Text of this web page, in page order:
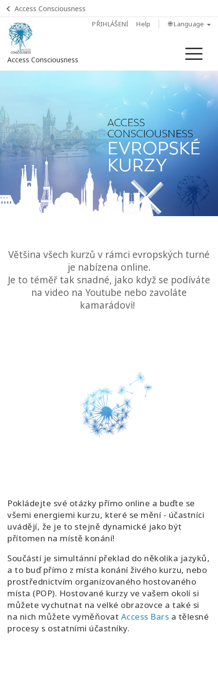
Access Consciousness
PŘIHLÁŠENÍ Help 🌐 Language
Access Consciousness
Your
Account
Úvodní
strana
The
Foundation
Překlad
Většina všech kurzů v rámci evropských turné
je nabízena online.
Je to téměř tak snadné, jako když se podíváte
na video na Youtube nebo zavoláte
kamarádovi!
Pokládejte své otázky přímo online a buďte se
všemi energiemi kurzu, které se mění - účastníci
uvádějí, že je to stejně dynamické jako být
přítomen na místě konání!
Součástí je simultánní překlad do několika jazyků,
a to buď přímo z místa konání živého kurzu, nebo
prostřednictvím organizovaného hostovaného
místa (POP). Hostované kurzy ve vašem okolí si
můžete vychutnat na velké obrazovce a také si
na nich můžete vyměňovat Access Bars a tělesné
procesy s ostatními účastníky.